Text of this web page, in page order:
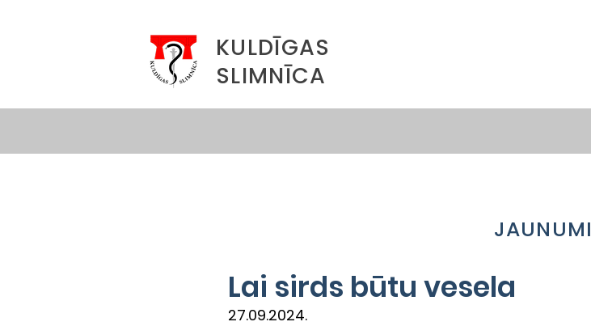
KULDĪGAS
SLIMNĪCA
JAUNUMI
Lai sirds būtu vesela
27.09.2024.